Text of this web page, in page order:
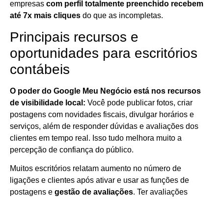
empresas com perfil totalmente preenchido recebem
até 7x mais cliques do que as incompletas.
Principais recursos e
oportunidades para escritórios
contábeis
O poder do Google Meu Negócio está nos recursos
de visibilidade local: Você pode publicar fotos, criar
postagens com novidades fiscais, divulgar horários e
serviços, além de responder dúvidas e avaliações dos
clientes em tempo real. Isso tudo melhora muito a
percepção de confiança do público.
Muitos escritórios relatam aumento no número de
ligações e clientes após ativar e usar as funções de
postagens e gestão de avaliações. Ter avaliações